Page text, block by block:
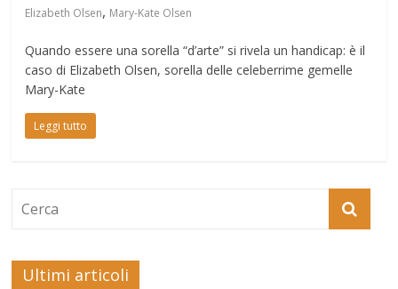
Elizabeth Olsen, Mary-Kate Olsen
Quando essere una sorella “d’arte” si rivela un handicap: è il
caso di Elizabeth Olsen, sorella delle celeberrime gemelle
Mary-Kate
Leggi tutto
Ultimi articoli